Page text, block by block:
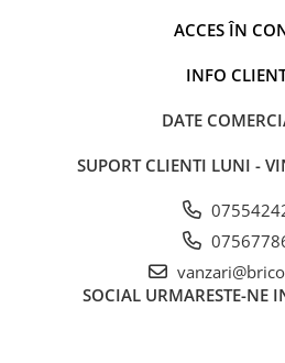
Lacuri, Baițuri, Produse de Pregătit
Tapet Fibră de Sticlă
Coșuri și Tubulatură Evacuare
ACCES ÎN
INFO
DATE
SUPORT CLIENTI LUNI -
SOCIAL URMARESTE-NE